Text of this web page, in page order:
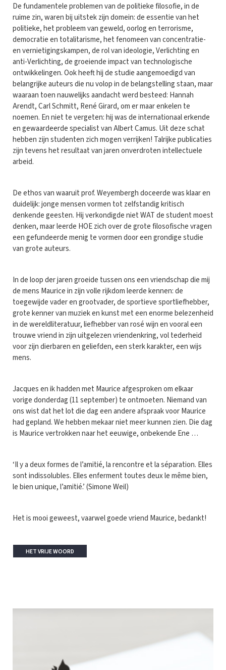
De fundamentele problemen van de politieke filosofie, in de
ruime zin, waren bij uitstek zijn domein: de essentie van het
politieke, het probleem van geweld, oorlog en terrorisme,
democratie en totalitarisme, het fenomeen van concentratie-
en vernietigingskampen, de rol van ideologie, Verlichting en
anti-Verlichting, de groeiende impact van technologische
ontwikkelingen. Ook heeft hij de studie aangemoedigd van
belangrijke auteurs die nu volop in de belangstelling staan, maar
waaraan toen nauwelijks aandacht werd besteed: Hannah
Arendt, Carl Schmitt, René Girard, om er maar enkelen te
noemen. En niet te vergeten: hij was de internationaal erkende
en gewaardeerde specialist van Albert Camus. Uit deze schat
hebben zijn studenten zich mogen verrijken! Talrijke publicaties
zijn tevens het resultaat van jaren onverdroten intellectuele
arbeid.
De ethos van waaruit prof. Weyembergh doceerde was klaar en
duidelijk: jonge mensen vormen tot zelfstandig kritisch
denkende geesten. Hij verkondigde niet WAT de student moest
denken, maar leerde HOE zich over de grote filosofische vragen
een gefundeerde menig te vormen door een grondige studie
van grote auteurs.
In de loop der jaren groeide tussen ons een vriendschap die mij
de mens Maurice in zijn volle rijkdom leerde kennen: de
toegewijde vader en grootvader, de sportieve sportliefhebber,
grote kenner van muziek en kunst met een enorme belezenheid
in de wereldliteratuur, liefhebber van rosé wijn en vooral een
trouwe vriend in zijn uitgelezen vriendenkring, vol tederheid
voor zijn dierbaren en geliefden, een sterk karakter, een wijs
mens.
Jacques en ik hadden met Maurice afgesproken om elkaar
vorige donderdag (11 september) te ontmoeten. Niemand van
ons wist dat het lot die dag een andere afspraak voor Maurice
had gepland. We hebben mekaar niet meer kunnen zien. Die dag
is Maurice vertrokken naar het eeuwige, onbekende Ene …
‘Il y a deux formes de l’amitié, la rencontre et la séparation. Elles
sont indissolubles. Elles enferment toutes deux le même bien,
le bien unique, l’amitié.’ (Simone Weil)
Het is mooi geweest, vaarwel goede vriend Maurice, bedankt!
HET VRIJE WOORD